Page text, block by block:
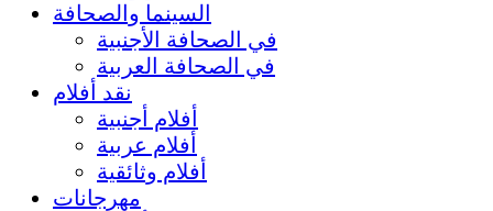
السينما والصحافة
في الصحافة الأجنبية
في الصحافة العربية
نقد أفلام
أفلام أجنبية
أفلام عربية
أفلام وثائقية
مهرجانات